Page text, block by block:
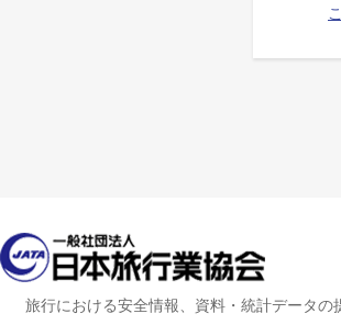
旅行における安全情報、資料・統計データの